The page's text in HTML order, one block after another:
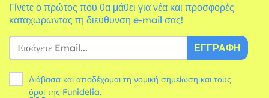
Γίνετε ο πρώτος που θα μάθει για νέα και προσφορές
καταχωρώντας τη διεύθυνση e-mail σας!
ΕΓΓΡΑΦΉ
Διάβασα και αποδέχομαι τη νομική σημείωση και τους
όροι της Funidelia.